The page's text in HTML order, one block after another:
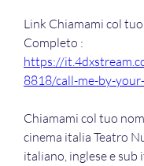
Link Chiamami col
https://
8818/call-me-by-
Chiamami col tuo
cinema italia Teatro
italiano, inglese e sub